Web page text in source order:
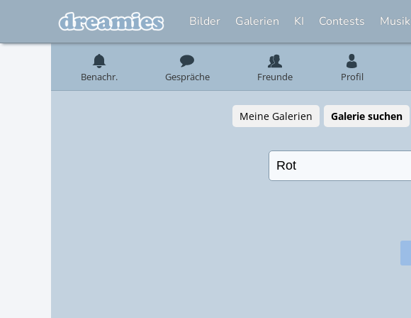
Bilder Galerien KI Contests Musik
Benachr. Gespräche Freunde Profil
Meine Galerien Galerie suchen